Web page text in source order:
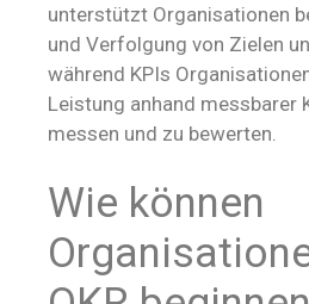
unterstützt Organisationen
und Verfolgung von Zielen
während KPIs
Leistung anhand messbarer
messen und zu bewerten.
Wie können